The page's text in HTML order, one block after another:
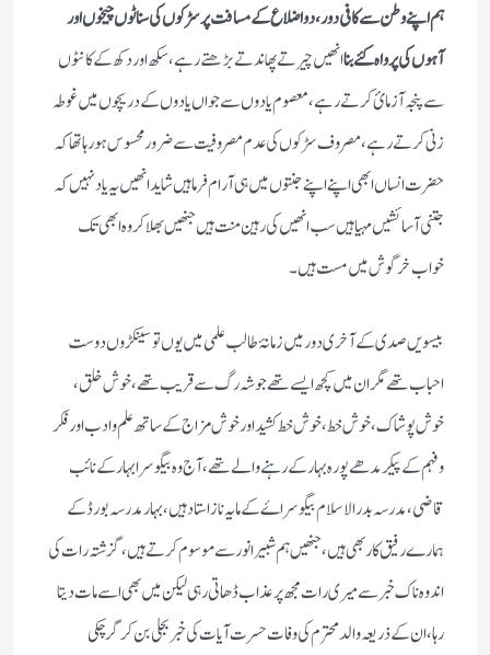
ہم اپنے وطن سے کافی دور،دواضلاع کے مسافت پرسڑکوں کی سناٹوں چیخوں اور
آہوں کی پرواہ کئے بناانھیں چیرتے پھاندتے بڑھتے رہے،سکھ اور دکھ کے کانٹوں
سے پنجہ آزمائ کرتے رہے،معصوم یادوں سے جواں یادوں کے دریچوں میں غوطہ
زنی کرتے رہے،مصروف سڑکوں کی عدم مصروفیت سے ضرور محسوس ہورہا تھا کہ
حضرت انساں ابھی اپنے اپنے جنتوں میں ہی آرام فرما ہیں شاید انھیں یہ یاد نہیں کہ
جتنی آسائشیں مہیا ہیں سب انھیں کی رہین منت ہیں جنھیں بھلاکر وہ ابھی تک
خواب خرگوش میں مست ہیں۔
بیسویں صدی کے آخری دور میں زمانۂ طالب علمی میں یوں تو سینکڑوں دوست
احباب تھے مگر ان میں کچھ ایسے تھے جو شہ رگ سے قریب تھے،خوش خلق،
خوش پوشاک،خوش خط،خوش خط کشید اور خوش مزاج کے ساتھ علم وادب اور فکر
وفہم کے پیکر مدھے پورہ بہار کے رہنے والے تھے،آج وہ بیگوسرا بہار کے نائب
قاضی ، مدرسہ بدرالاسلام بیگوسراۓ کے مایہ ناز استاد ہیں،بہار مدرسہ بورڈ کے
ہمارے رفیق کار بھی ہیں، جنھیں ہم شبیر انور سے موسوم کرتے ہیں،گزشتہ رات کی
اندوہ ناک خبر سے میری رات مجھ پر عذاب ڈھاتی رہی لیکن میں بھی ا سے مات دیتا
رہا،ان کے ذریعہ والد محترم کی وفات حسرت آیات کی خبر بجلی بن کر گرچکی